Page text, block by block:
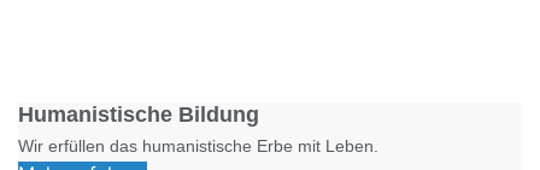
Humanistische Bildung
Wir erfüllen das humanistische Erbe mit Leben.